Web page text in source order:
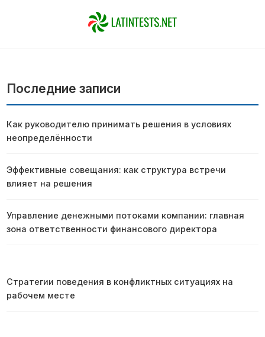
Последние записи
Как руководителю принимать решения в условиях
неопределённости
Эффективные совещания: как структура встречи
влияет на решения
Управление денежными потоками компании: главная
зона ответственности финансового директора
Стратегии поведения в конфликтных ситуациях на
рабочем месте